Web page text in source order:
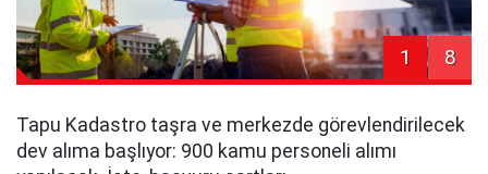
1 8
Tapu Kadastro taşra ve merkezde görevlendirilecek
dev alıma başlıyor: 900 kamu personeli alımı